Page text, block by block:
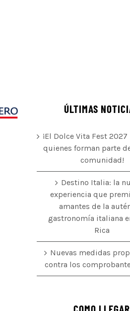
ÚLTIMAS
¡El Dolce Vita Fest
quienes forman parte
comunidad!
Destino Italia: la
experiencia que
amantes de la
gastronomía italiana
Rica
Nuevas medidas
contra los